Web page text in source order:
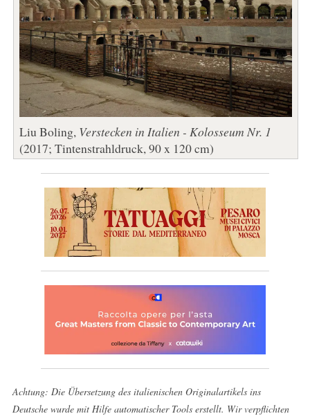
Liu Boling, Verstecken in Italien - Kolosseum Nr. 1
(2017; Tintenstrahldruck, 90 x 120 cm)
Achtung: Die Übersetzung des italienischen Originalartikels ins
Deutsche wurde mit Hilfe automatischer Tools erstellt. Wir verpflichten